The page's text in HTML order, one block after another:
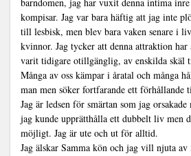
barndomen, jag har vuxit denna intima
kompisar. Jag var bara häftig att jag inte
till lesbisk, men blev bara vaken senare i
kvinnor. Jag tycker att denna attraktion
varit tidigare otillgänglig, av enskilda skäl
Många av oss kämpar i åratal och många
man men söker fortfarande ett förhållande
Jag är ledsen för smärtan som jag
jag kunde upprätthålla ett dubbelt liv men
möjligt. Jag är ute och ut för alltid.
Jag älskar Samma kön och jag vill njuta